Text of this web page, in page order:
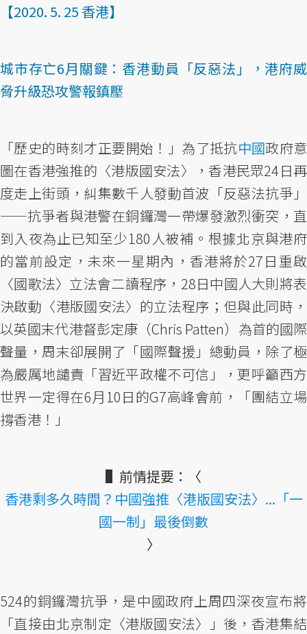
【2020. 5. 25 香港】
城市存亡6月關鍵：香港動員「反惡法」，港府威
脅升級恐攻警報鎮壓
「歷史的時刻才正要開始！」為了抵抗中國政府意
圖在香港強推的〈港版國安法〉，香港民眾24日再
度走上街頭，糾集數千人發動首波「反惡法抗爭」
——抗爭者與港警在銅鑼灣一帶爆發激烈衝突，直
到入夜為止已知至少180人被補。根據北京與港府
的當前設定，未來一星期內，香港將於27日重啟
〈國歌法〉立法會二讀程序，28日中國人大則將表
決啟動〈港版國安法〉的立法程序；但與此同時，
以英國末代港督彭定康（Chris Patten）為首的國際
聲量，周末卻展開了「國際聲援」總動員，除了極
為嚴厲地譴責「習近平政權不可信」，更呼籲西方
世界一定得在6月10日的G7高峰會前，「團結立場
撐香港！」
▌前情提要：〈
香港剩多久時間？中國強推〈港版國安法〉...「一
國一制」最後倒數
〉
524的銅鑼灣抗爭，是中國政府上周四深夜宣布將
「直接由北京制定〈港版國安法〉」後，香港集結